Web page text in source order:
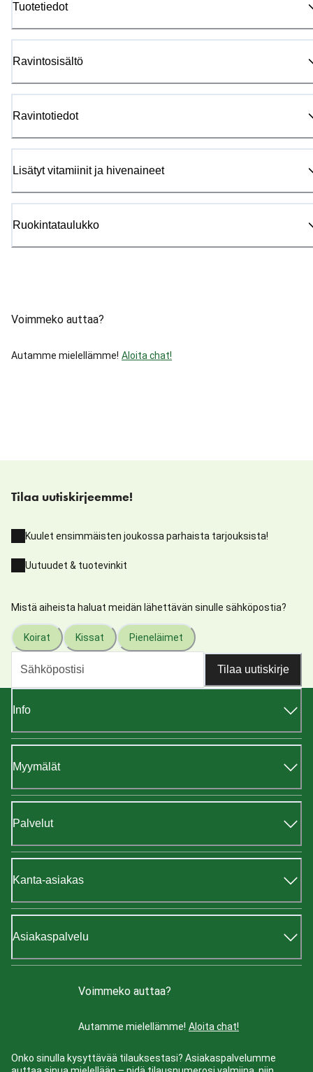
Tuotetiedot
Ravintosisältö
Ravintotiedot
Lisätyt vitamiinit ja hivenaineet
Ruokintataulukko
Voimmeko auttaa?
Autamme mielellämme! Aloita chat!
Tilaa uutiskirjeemme!
Kuulet ensimmäisten joukossa parhaista tarjouksista!
Uutuudet & tuotevinkit
Mistä aiheista haluat meidän lähettävän sinulle sähköpostia?
Koirat Kissat Pieneläimet
Tilaa uutiskirje
Info
Myymälät
Palvelut
Kanta-asiakas
Asiakaspalvelu
Voimmeko auttaa?
Autamme mielellämme! Aloita chat!
Onko sinulla kysyttävää tilauksestasi? Asiakaspalvelumme